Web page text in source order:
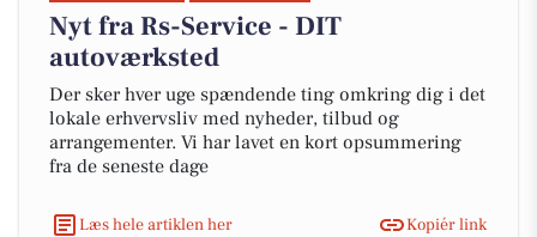
Nyt fra Rs-Service - DIT
autoværksted
Der sker hver uge spændende ting omkring dig i det
lokale erhvervsliv med nyheder, tilbud og
arrangementer. Vi har lavet en kort opsummering
fra de seneste dage
Læs hele artiklen her Kopiér link